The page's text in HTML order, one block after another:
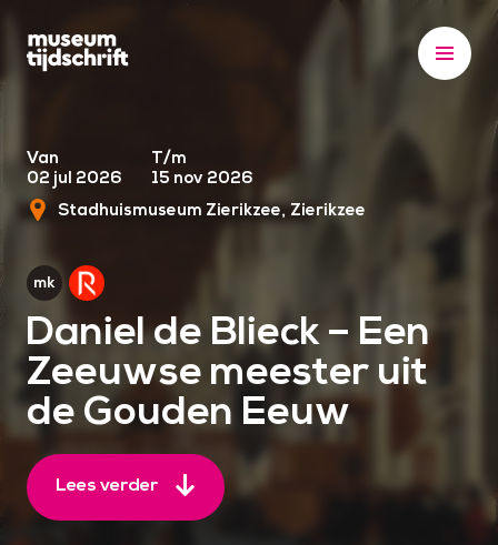
i
t
Van
02 jul 2026
T/m
15 nov 2026
Stadhuismuseum Zierikzee Zierikzee
Daniel de Blieck – Een
Zeeuwse meester uit
de Gouden Eeuw
Lees verder